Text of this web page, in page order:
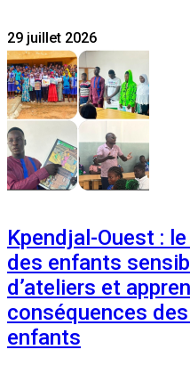
29 juillet 2026
Kpendjal-Ouest :
des enfants
d’ateliers et
conséquences
enfants